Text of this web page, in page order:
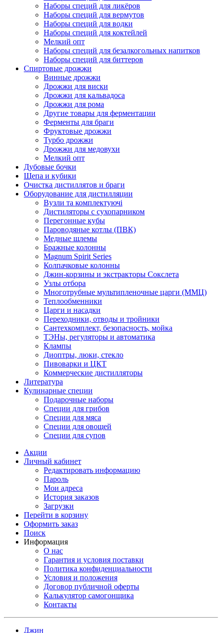
Наборы специй для ликёров
Наборы специй для вермутов
Наборы специй для водки
Наборы специй для коктейлей
Мелкий опт
Наборы специй для безалкогольных напитков
Наборы специй для биттеров
Спиртовые дрожжи
Винные дрожжи
Дрожжи для виски
Дрожжи для кальвадоса
Дрожжи для рома
Другие товары для ферментации
Ферменты для браги
Фруктовые дрожжи
Турбо дрожжи
Дрожжи для медовухи
Мелкий опт
Дубовые бочки
Щепа и кубики
Очистка дистиллятов и браги
Оборудование для дистилляции
Вузли та комплектуючі
Дистиляторы с сухопарником
Перегонные кубы
Пароводяные котлы (ПВК)
Медные шлемы
Бражные колонны
Magnum Spirit Series
Колпачковые колонны
Джин-корзины и экстракторы Сокслета
Узлы отбора
Многотрубные мультипленочные царги (ММЦ)
Теплообменники
Царги и насадки
Переходники, отводы и тройники
Сантехкомплект, безопасность, мойка
ТЭНы, регуляторы и автоматика
Клампы
Диоптры, люки, стекло
Пивоварки и ЦКТ
Коммерческие дистилляторы
Литература
Кулинарные специи
Подарочные наборы
Специи для грибов
Специи для мяса
Специи для овощей
Специи для супов
Акции
Личный кабинет
Редактировать информацию
Пароль
Мои адреса
История заказов
Загрузки
Перейти в корзину
Оформить заказ
Поиск
Информация
О нас
Гарантия и условия поставки
Политика конфиденциальности
Условия и положения
Договор публичной оферты
Калькулятор самогонщика
Контакты
Джин